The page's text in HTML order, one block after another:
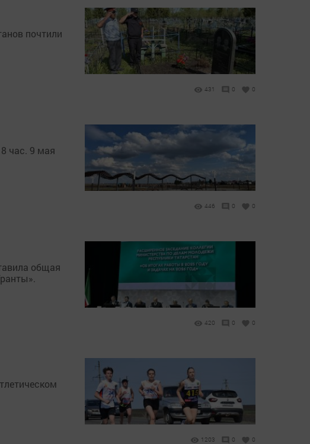
почтили
431 0 0
час. 9 мая
446 0 0
общая
420 0 0
1203 0 0